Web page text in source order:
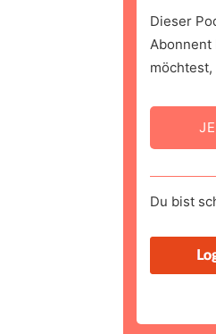
Dieser
Abonnent
möchtest,
Du bist